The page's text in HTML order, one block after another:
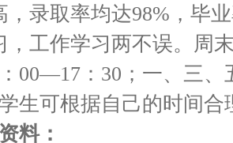
，录取率均达98%，毕
，工作学习两不误。周
00—17：30；一、三
生可根据自己的时间合
料：